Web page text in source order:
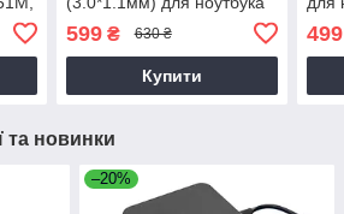
599₴ 630 ₴
Купити
499
та новинки
–20%